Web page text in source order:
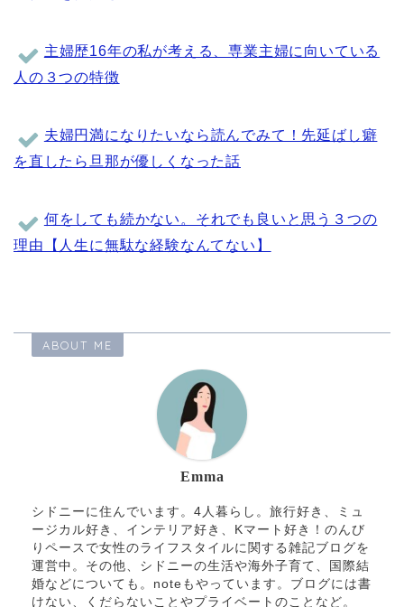
主婦歴16年の私が考える、専業主婦に向いている
人の３つの特徴
夫婦円満になりたいなら読んでみて！先延ばし癖
を直したら旦那が優しくなった話
何をしても続かない。それでも良いと思う３つの
理由【人生に無駄な経験なんてない】
ABOUT ME
Emma
シドニーに住んでいます。4人暮らし。旅行好き、ミュ
ージカル好き、インテリア好き、Kマート好き！のんび
りペースで女性のライフスタイルに関する雑記ブログを
運営中。その他、シドニーの生活や海外子育て、国際結
婚などについても。noteもやっています。ブログには書
けない、くだらないことやプライベートのことなど。